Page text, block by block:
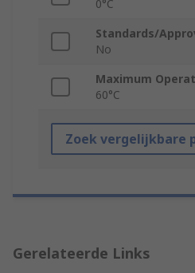
0°C
Standards/
No
Maximum
60°C
Zoek vergelijkbare
Gerelateerde Links